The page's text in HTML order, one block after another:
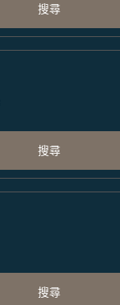
搜尋
搜尋
搜尋